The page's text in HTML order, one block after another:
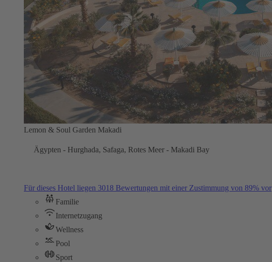
Lemon & Soul Garden Makadi
Ägypten - Hurghada, Safaga, Rotes Meer - Makadi Bay
Für dieses Hotel liegen 3018 Bewertungen mit einer Zustimmung von 89% vor
Familie
Internetzugang
Wellness
Pool
Sport